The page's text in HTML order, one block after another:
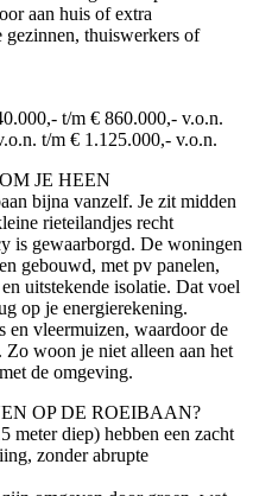
aan huis of extra
thuiswerkers of
t/m € 860.000,- v.o.n.
t/m € 1.125.000,- v.o.n.
JE HEEN
bijna vanzelf. Je zit midden
rieteilandjes recht
is gewaarborgd. De woningen
gebouwd, met pv panelen,
uitstekende isolatie. Dat voel
op je energierekening.
en vleermuizen, waardoor de
woon je niet alleen aan het
de omgeving.
OP DE ROEIBAAN?
meter diep) hebben een zacht
zonder abrupte